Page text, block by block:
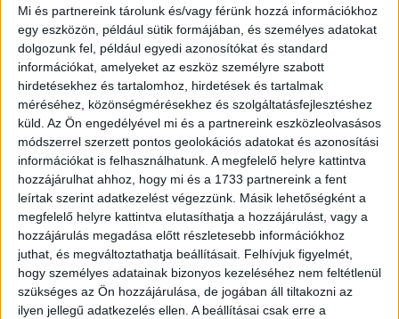
Mi és partnereink tárolunk és/vagy férünk hozzá információkhoz
egy eszközön, például sütik formájában, és személyes adatokat
dolgozunk fel, például egyedi azonosítókat és standard
információkat, amelyeket az eszköz személyre szabott
hirdetésekhez és tartalomhoz, hirdetések és tartalmak
méréséhez, közönségmérésekhez és szolgáltatásfejlesztéshez
küld. Az Ön engedélyével mi és a partnereink eszközleolvasásos
módszerrel szerzett pontos geolokációs adatokat és azonosítási
információkat is felhasználhatunk. A megfelelő helyre kattintva
hozzájárulhat ahhoz, hogy mi és a 1733 partnereink a fent
leírtak szerint adatkezelést végezzünk. Másik lehetőségként a
megfelelő helyre kattintva elutasíthatja a hozzájárulást, vagy a
hozzájárulás megadása előtt részletesebb információkhoz
juthat, és megváltoztathatja beállításait. Felhívjuk figyelmét,
hogy személyes adatainak bizonyos kezeléséhez nem feltétlenül
szükséges az Ön hozzájárulása, de jogában áll tiltakozni az
ilyen jellegű adatkezelés ellen. A beállításai csak erre a
Ingatlanértékesítő
+36 70 467 6950
laszlo.katona@oh.hu
www.facebook.com/ohingatlan